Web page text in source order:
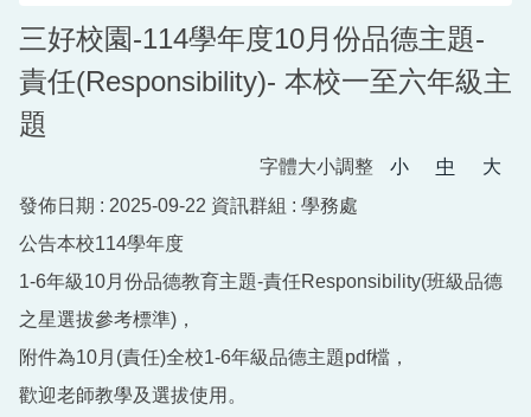
三好校園-114學年度10月份品德主題-
責任(Responsibility)- 本校一至六年級主
題
字體大小調整 小 中
大
發佈日期 : 2025-09-22 資訊群組 : 學務處
公告本校114學年度
1-6年級10月份品德教育主題-責任Responsibility(班級品德
之星選拔參考標準)，
附件為10月(責任)全校1-6年級品德主題pdf檔，
歡迎老師教學及選拔使用。